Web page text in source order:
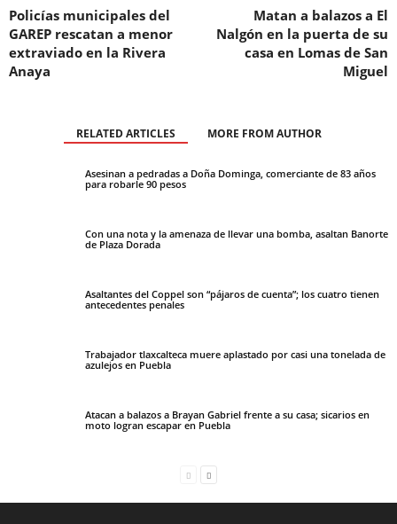
Policías municipales del
GAREP rescatan a menor
extraviado en la Rivera
Anaya
Matan a balazos a El
Nalgón en la puerta de su
casa en Lomas de San
Miguel
RELATED ARTICLES MORE FROM AUTHOR
Asesinan a pedradas a Doña Dominga, comerciante de 83 años
para robarle 90 pesos
Con una nota y la amenaza de llevar una bomba, asaltan Banorte
de Plaza Dorada
Asaltantes del Coppel son “pájaros de cuenta”; los cuatro tienen
antecedentes penales
Trabajador tlaxcalteca muere aplastado por casi una tonelada de
azulejos en Puebla
Atacan a balazos a Brayan Gabriel frente a su casa; sicarios en
moto logran escapar en Puebla